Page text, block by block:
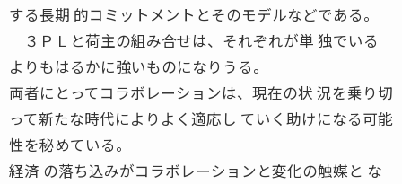
する長期 的コミットメントとそのモデルなどである。
３ＰＬと荷主の組み合せは、それぞれが単 独でいる
よりもはるかに強いものになりうる。
両者にとってコラボレーションは、現在の状 況を乗り切
って新たな時代によりよく適応し ていく助けになる可能
性を秘めている。
経済 の落ち込みがコラボレーションと変化の触媒と な